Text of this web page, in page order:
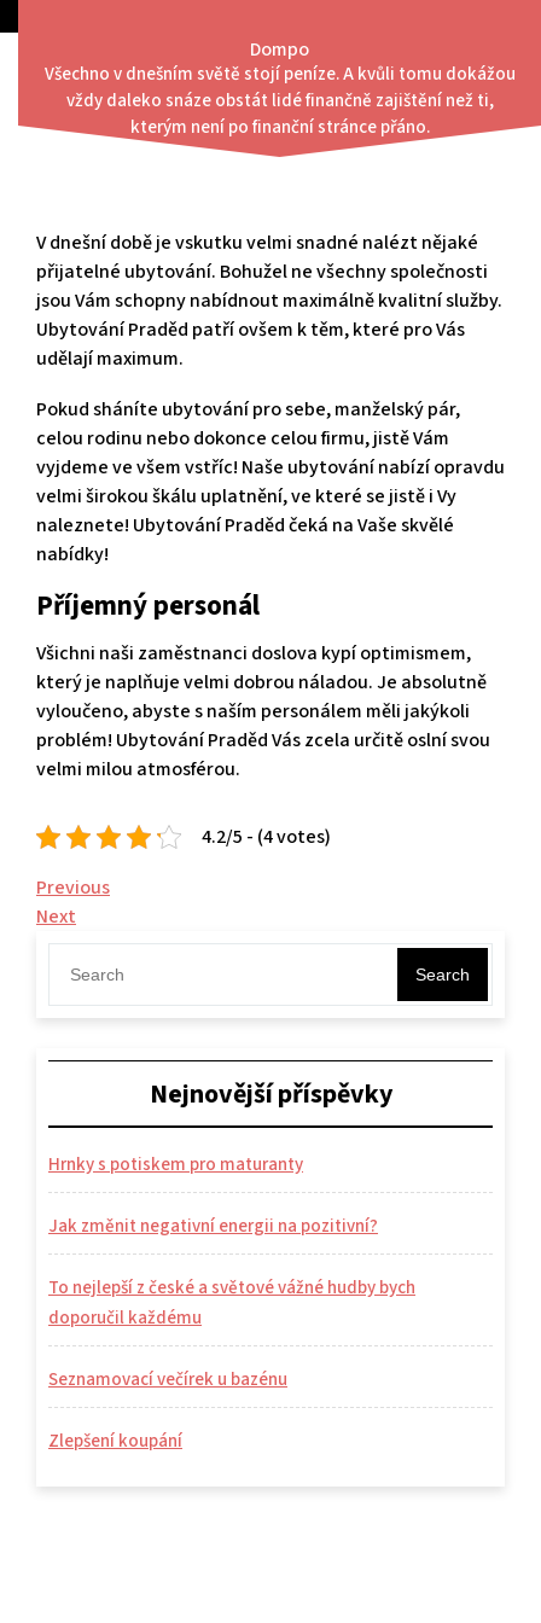
content
Dompo
Všechno v dnešním světě stojí peníze. A kvůli tomu dokážou
vždy daleko snáze obstát lidé finančně zajištění než ti,
kterým není po finanční stránce přáno.
Menu
Whirpool a hydromasážní vana
V dnešní době je vskutku velmi snadné nalézt nějaké
přijatelné ubytování. Bohužel ne všechny společnosti
jsou Vám schopny nabídnout maximálně kvalitní služby.
Ubytování Praděd patří ovšem k těm, které pro Vás
udělají maximum.
Pokud sháníte ubytování pro sebe, manželský pár,
celou rodinu nebo dokonce celou firmu, jistě Vám
vyjdeme ve všem vstříc! Naše ubytování nabízí opravdu
velmi širokou škálu uplatnění, ve které se jistě i Vy
naleznete! Ubytování Pradědčeká na Vaše skvělé
nabídky!
Příjemný personál
Všichni naši zaměstnanci doslova kypí optimismem,
který je naplňuje velmi dobrou náladou. Je absolutně
vyloučeno, abyste s naším personálem měli jakýkoli
problém! Ubytování Praděd Vás zcela určitě oslní svou
velmi milou atmosférou.
4.2/5 - (4 votes)
Navigace
pro
příspěvek
Previous
Post
Previous
Next
Post
Next
Search
Nejnovější příspěvky
Hrnky s potiskem pro maturanty
Jak změnit negativní energii na pozitivní?
To nejlepší z české a světové vážné hudby bych
doporučil každému
Seznamovací večírek u bazénu
Zlepšení koupání